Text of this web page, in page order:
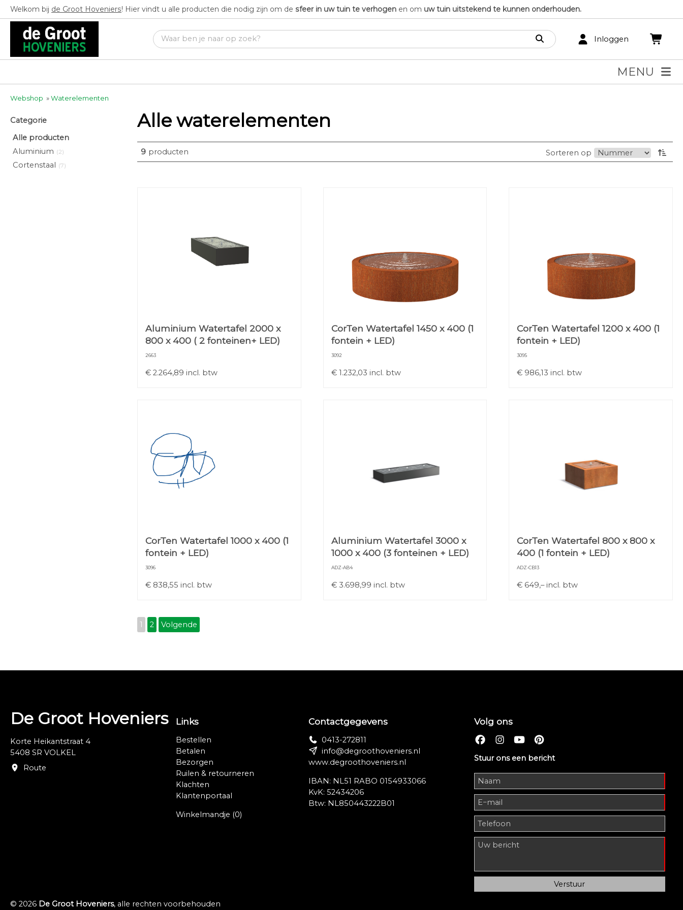
Welkom bij de Groot Hoveniers! Hier vindt u alle producten die nodig zijn om de sfeer in uw tuin te verhogen en om uw tuin uitstekend te kunnen onderhouden.
Inloggen
MENU
Webshop »Waterelementen
Categorie
Alle producten
Aluminium (2)
Cortenstaal (7)
Alle waterelementen
9 producten Sorteren op
Aluminium Watertafel 2000 x
800 x 400 ( 2 fonteinen+ LED)
2663
€ 2.264,89 incl. btw
CorTen Watertafel 1450 x 400 (1
fontein + LED)
3092
€ 1.232,03 incl. btw
CorTen Watertafel 1200 x 400 (1
fontein + LED)
3095
€ 986,13 incl. btw
CorTen Watertafel 1000 x 400 (1
fontein + LED)
3096
€ 838,55 incl. btw
Aluminium Watertafel 3000 x
1000 x 400 (3 fonteinen + LED)
ADZ-AB4
€ 3.698,99 incl. btw
CorTen Watertafel 800 x 800 x
400 (1 fontein + LED)
ADZ-CB13
€ 649,–incl. btw
1 2 Volgende
De Groot Hoveniers
Korte Heikantstraat 4
5408 SR VOLKEL
Route
Links
Bestellen
Betalen
Bezorgen
Ruilen & retourneren
Klachten
Klantenportaal
Winkelmandje (0)
Contactgegevens
0413-272811
info@degroothoveniers.nl
www.degroothoveniers.nl
IBAN: NL51 RABO 0154933066
KvK: 52434206
Btw: NL850443222B01
Volg ons
Stuur ons een bericht
© 2026 De Groot Hoveniers, alle rechten voorbehouden